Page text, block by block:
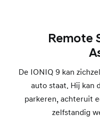
Remote
De IONIQ 9 kan
auto staat. Hij kan
parkeren, achteruit
zelfstandig